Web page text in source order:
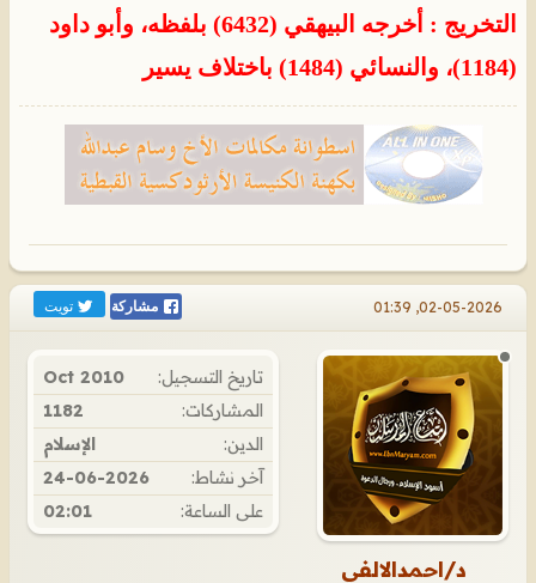
التخريج : أخرجه البيهقي (6432) بلفظه، وأبو داود
(1184)، والنسائي (1484) باختلاف يسير
02-05-2026, 01:39 مشاركة تويت
د/احمدالالفي
تاريخ التسجيل:
Oct 2010
المشاركات:
1182
الدين:
الإسلام
آخر نشاط:
24-06-2026
على الساعة:
02:01